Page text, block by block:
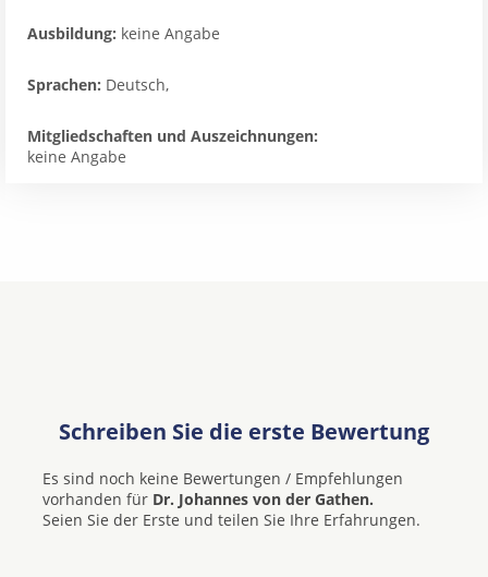
Ausbildung: keine Angabe
Sprachen: Deutsch,
Mitgliedschaften und Auszeichnungen:
keine Angabe
Schreiben Sie die erste Bewertung
Es sind noch keine Bewertungen / Empfehlungen
vorhanden für Dr. Johannes von der Gathen.
Seien Sie der Erste und teilen Sie Ihre Erfahrungen.